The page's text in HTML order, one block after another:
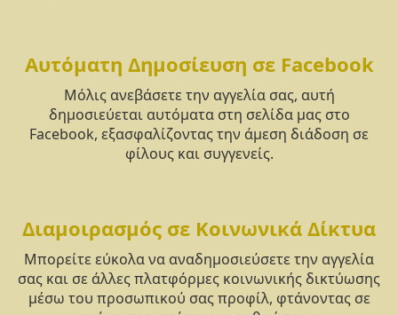
Αυτόματη Δημοσίευση σε Facebook
Μόλις ανεβάσετε την αγγελία σας, αυτή
δημοσιεύεται αυτόματα στη σελίδα μας στο
Facebook, εξασφαλίζοντας την άμεση διάδοση σε
φίλους και συγγενείς.
Διαμοιρασμός σε Κοινωνικά Δίκτυα
Μπορείτε εύκολα να αναδημοσιεύσετε την αγγελία
σας και σε άλλες πλατφόρμες κοινωνικής δικτύωσης
μέσω του προσωπικού σας προφίλ, φτάνοντας σε